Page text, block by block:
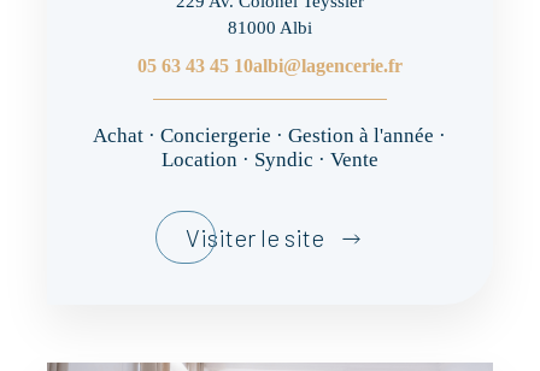
81000 Albi
05 63 43 45 10albi@lagencerie.fr
Achat · Conciergerie · Gestion à l'année ·
Location · Syndic · Vente
Visiter le site